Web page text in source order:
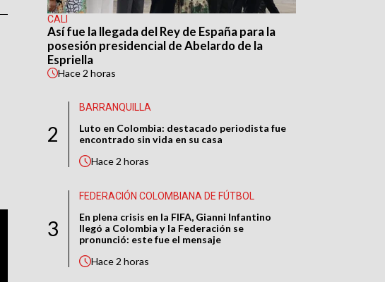
CALI
Así fue la llegada del Rey de España para la
posesión presidencial de Abelardo de la
Espriella
Hace2 horas
2
BARRANQUILLA
Luto en Colombia: destacado periodista fue
encontrado sin vida en su casa
Hace2 horas
3
FEDERACIÓN COLOMBIANA DE FÚTBOL
En plena crisis en la FIFA, Gianni Infantino
llegó a Colombia y la Federación se
pronunció: este fue el mensaje
Hace2 horas